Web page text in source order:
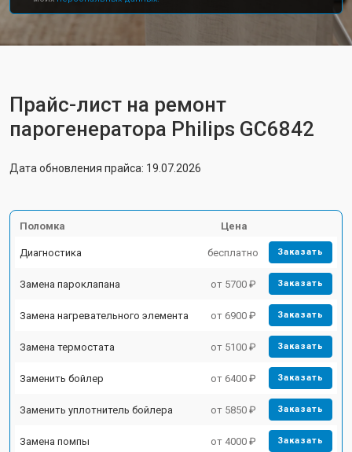
Прайс-лист на ремонт
парогенератора Philips GC6842
Дата обновления прайса: 19.07.2026
Поломка Цена
Диагностика бесплатно Заказать
Замена пароклапана от 5700 ₽ Заказать
Замена нагревательного элемента от 6900 ₽ Заказать
Замена термостата от 5100 ₽ Заказать
Заменить бойлер от 6400 ₽ Заказать
Заменить уплотнитель бойлера от 5850 ₽ Заказать
Замена помпы от 4000 ₽ Заказать